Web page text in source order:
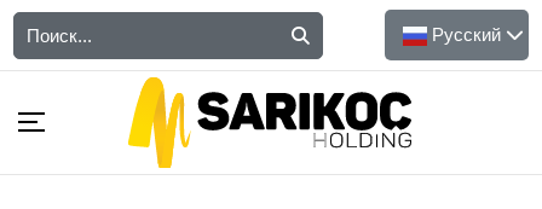
Русский